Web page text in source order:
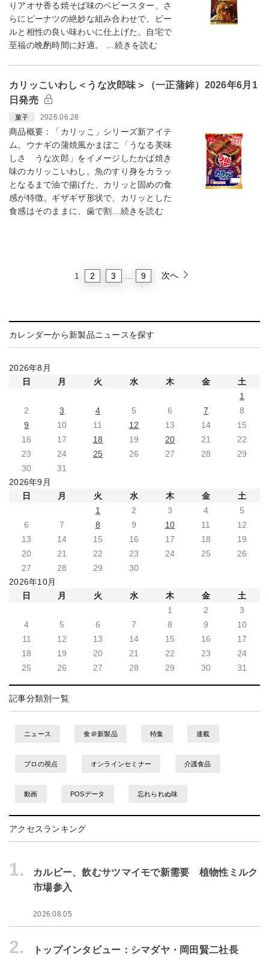
りアオサ香る焼そば味のベビースター、さ
らにピーナツの絶妙な組み合わせで、ビー
ルと相性の良い味わいに仕上げた。自宅で
至福の晩酌時間に好適。 …続きを読む
カリッこいわし＜うな次郎味＞（一正蒲鉾）2026年6月1
日発売
菓子 2026.06.28
商品概要：「カリッこ」シリーズ新アイテ
ム。ウナギの蒲焼風かまぼこ「うなる美味
しさ うな次郎」をイメージしたかば焼き
味のカリッこいわし。魚のすり身をカラッ
となるまで油で揚げた、カリッと固めの食
感が特徴。ギザギザ形状で、カリッとした
食感はそのままに、歯で割…続きを読む
1 2 3 9 次へ
カレンダーから新製品ニュースを探す
2026年8月
日
月 火 水 木 金
土
1
2
3 4 5 6 7
8
9
10 11 12 13 14
15
16
17 18 19 20 21
22
23
24 25 26 27 28
29
30
31
2026年9月
日
月 火 水 木 金
土
1
2 3 4
5
6
7 8 9 10 11
12
13
14 15 16 17 18
19
20
21 22 23 24 25
26
27
28 29
30
2026年10月
日
月 火 水 木 金
土
1
2
3
4
5 6 7 8 9
10
11
12 13 14 15 16
17
18
19 20 21 22 23
24
25
26 27 28 29 30 31
記事分類別一覧
ニュース 食＠新製品 特集 連載
プロの視点 オンラインセミナー 介護食品
動画 POSデータ 忘れられぬ味
アクセスランキング
1.
カルビー、飲むサツマイモで新需要 植物性ミルク
市場参入
2026.08.05
2. トップインタビュー：シマダヤ・岡田賢二社長